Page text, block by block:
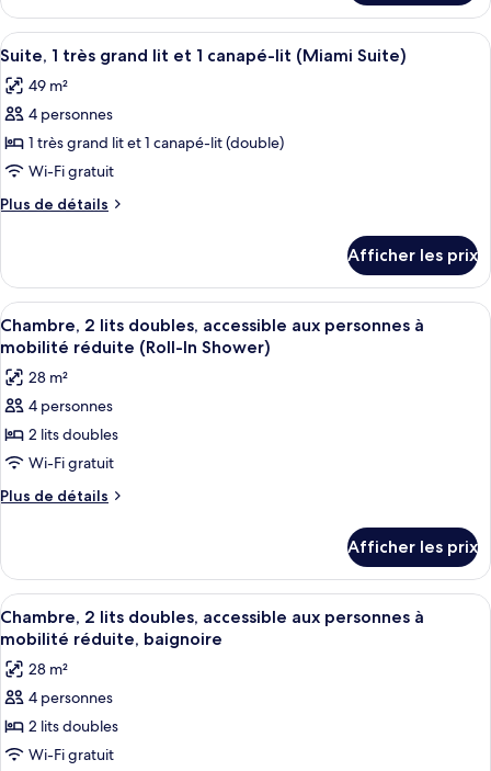
très
grand
lit
Chambre,
très
lit
Afficher
toutes
les
photos
pour
ce
type
de
Suite,
très
grand
lit
et
1
canapé-
lit
(Miami
Une chambre d’hôtel comprenant
6
Suite, 1 très grand lit et 1 canapé-lit (Miami Suite)
49 m²
4 personnes
1 très grand lit et 1 canapé-lit (double)
Wi-Fi gratuit
Plus de détails
Plus
Suite,
très
grand
et
canapé-
lit
(Miami
Afficher les prix
Afficher
toutes
les
photos
pour
ce
type
de
2
lits
doubles,
accessible
aux
personnes
à
mobilité
Une chambre d’hôtel avec deux lits,
5
Chambre, 2 lits doubles, accessible aux personnes à
mobilité réduite (Roll-In Shower)
28 m²
4 personnes
2 lits doubles
Wi-Fi gratuit
Plus de détails
Plus
Chambre,
lits
doubles,
aux
personnes
mobilité
réduite
Afficher les prix
Afficher
toutes
les
photos
pour
ce
type
Une chambre d’hôtel avec deux lits,
5
Chambre, 2 lits doubles, accessible aux personnes à
mobilité réduite, baignoire
28 m²
4 personnes
2 lits doubles
Wi-Fi gratuit